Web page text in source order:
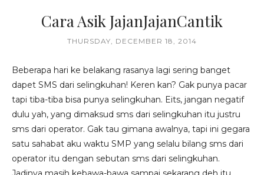
Cara Asik JajanJajanCantik
THURSDAY, DECEMBER 18, 2014
Beberapa hari ke belakang rasanya lagi sering banget
dapet SMS dari selingkuhan! Keren kan? Gak punya pacar
tapi tiba-tiba bisa punya selingkuhan. Eits, jangan negatif
dulu yah, yang dimaksud sms dari selingkuhan itu justru
sms dari operator. Gak tau gimana awalnya, tapi ini gegara
satu sahabat aku waktu SMP yang selalu bilang sms dari
operator itu dengan sebutan sms dari selingkuhan.